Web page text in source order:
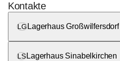
Kontakte
LG Lagerhaus Großwilfersdorf
LS Lagerhaus Sinabelkirchen